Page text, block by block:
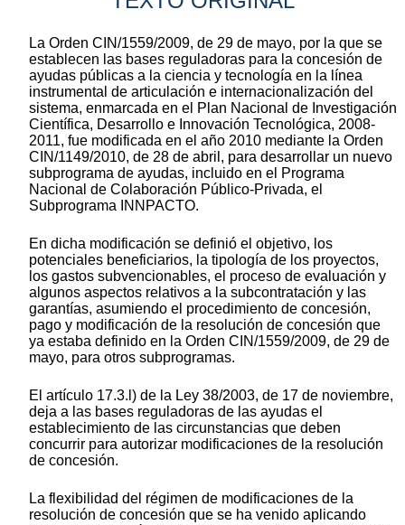
La Orden CIN/1559/2009, de 29 de mayo, por la que se
establecen las bases reguladoras para la concesión de
ayudas públicas a la ciencia y tecnología en la línea
instrumental de articulación e internacionalización del
sistema, enmarcada en el Plan Nacional de Investigación
Científica, Desarrollo e Innovación Tecnológica, 2008-
2011, fue modificada en el año 2010 mediante la Orden
CIN/1149/2010, de 28 de abril, para desarrollar un nuevo
subprograma de ayudas, incluido en el Programa
Nacional de Colaboración Público-Privada, el
Subprograma INNPACTO.
En dicha modificación se definió el objetivo, los
potenciales beneficiarios, la tipología de los proyectos,
los gastos subvencionables, el proceso de evaluación y
algunos aspectos relativos a la subcontratación y las
garantías, asumiendo el procedimiento de concesión,
pago y modificación de la resolución de concesión que
ya estaba definido en la Orden CIN/1559/2009, de 29 de
mayo, para otros subprogramas.
El artículo 17.3.l) de la Ley 38/2003, de 17 de noviembre,
deja a las bases reguladoras de las ayudas el
establecimiento de las circunstancias que deben
concurrir para autorizar modificaciones de la resolución
de concesión.
La flexibilidad del régimen de modificaciones de la
resolución de concesión que se ha venido aplicando